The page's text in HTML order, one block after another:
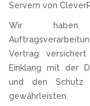
Servern von
Wir haben
Vertrag
Einklang mit der
und den Schutz
gewährleisten.